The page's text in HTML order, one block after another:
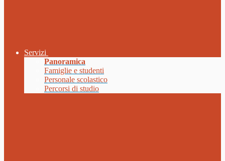
Servizi
Panoramica
Famiglie e studenti
Personale scolastico
Percorsi di studio